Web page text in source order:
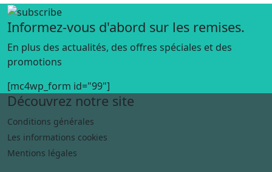
Informez-vous d'abord sur les remises.
En plus des actualités, des offres spéciales et des
promotions
[mc4wp_form id="99"]
Découvrez notre site
Conditions générales
Les informations cookies
Mentions légales